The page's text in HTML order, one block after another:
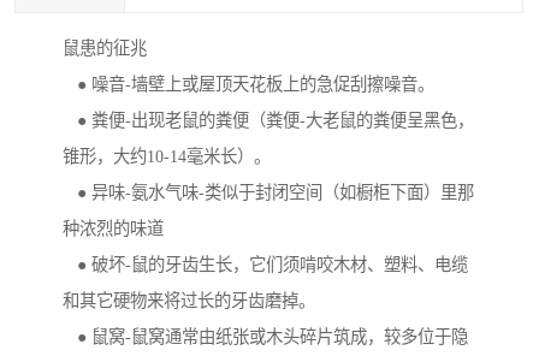
鼠患的征兆
● 噪音-墙壁上或屋顶天花板上的急促刮擦噪音。
● 粪便-出现老鼠的粪便（粪便-大老鼠的粪便呈黑色，
锥形，大约10-14毫米长）。
● 异味-氨水气味-类似于封闭空间（如橱柜下面）里那
种浓烈的味道
● 破坏-鼠的牙齿生长，它们须啃咬木材、塑料、电缆
和其它硬物来将过长的牙齿磨掉。
● 鼠窝-鼠窝通常由纸张或木头碎片筑成，较多位于隐